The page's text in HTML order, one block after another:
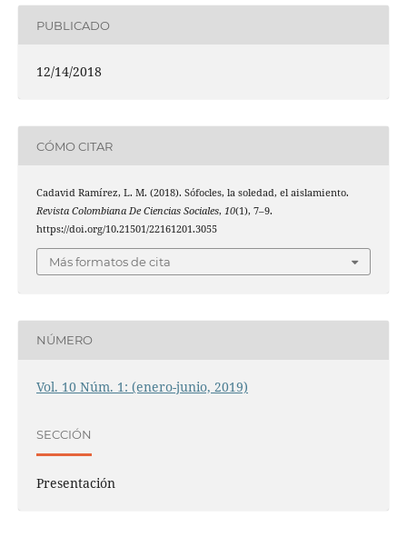
PUBLICADO
12/14/2018
CÓMO CITAR
Cadavid Ramírez, L. M. (2018). Sófocles, la soledad, el aislamiento.
Revista Colombiana De Ciencias Sociales, 10(1), 7–9.
https://doi.org/10.21501/22161201.3055
Más formatos de cita
NÚMERO
Vol. 10 Núm. 1: (enero-junio, 2019)
SECCIÓN
Presentación